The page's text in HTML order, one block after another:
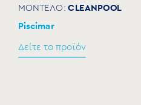
ΜΟΝΤΕΛΟ:CLEANPOOL
Piscimar
Δείτε το προϊόν